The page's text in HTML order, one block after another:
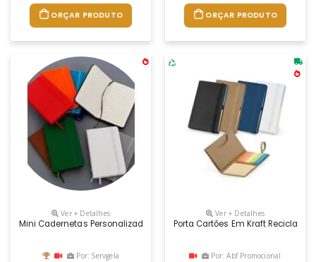
ORÇAR PRODUTO ORÇAR PRODUTO
Ver + Detalhes
Mini Cadernetas Personalizadas
Por: Servgela
Ver + Detalhes
Porta Cartões Em Kraft Reciclado
Por: Abf Promocional